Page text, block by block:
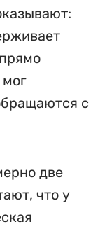
с
две
что у